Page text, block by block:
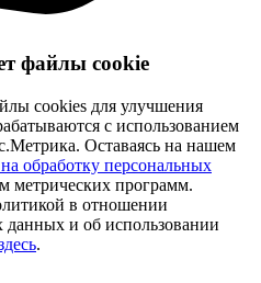
файлы cookie
cookies для улучшения
с использованием
Оставаясь на нашем
на обработку персональных
метрических программ.
в отношении
данных и об использовании
.